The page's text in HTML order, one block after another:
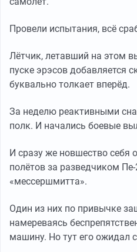
Провели испытания, всё
Лётчик, летавший на этом
пуске эрэсов добавляется
буквально толкает вперёд.
За неделю реактивными
полк. И начались боевые
И сразу же новшество себя
полётов за разведчиком
«мессершмитта».
Один из них по привычке
намереваясь
машину. Но тут его ожидал